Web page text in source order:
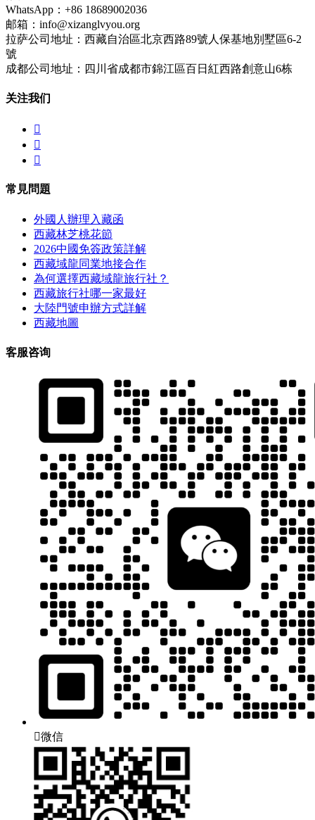
WhatsApp：+86 18689002036
邮箱：info@xizanglvyou.org
拉萨公司地址：西藏自治區北京西路89號人保基地別墅區6-2
號
成都公司地址：四川省成都市錦江區百日紅西路創意山6栋
关注我们



常見問題
外國人辦理入藏函
西藏林芝桃花節
2026中國免簽政策詳解
西藏域龍同業地接合作
為何選擇西藏域龍旅行社？
西藏旅行社哪一家最好
大陸門號申辦方式詳解
西藏地圖
客服咨询
微信